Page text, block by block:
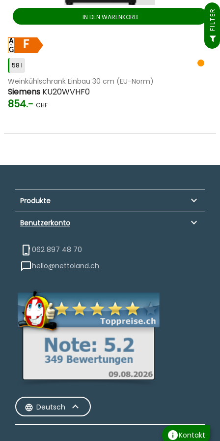
IN DEN WARENKORB
F
58 l
Weinkühlschrank Einbau 30 cm (EU-Norm)
Siemens KU20WVHF0
854.- CHF
Produkte keyboard_arrow_down
Benutzerkonto keyboard_arrow_down
062 897 48 70
hello@nettoland.ch
Deutsch
infoKontakt
FILTER